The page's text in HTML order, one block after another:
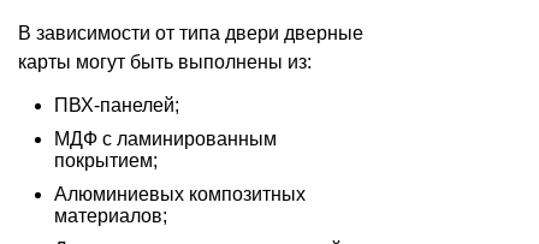
В зависимости от типа двери дверные
карты могут быть выполнены из:
ПВХ-панелей;
МДФ с ламинированным
покрытием;
Алюминиевых композитных
материалов;